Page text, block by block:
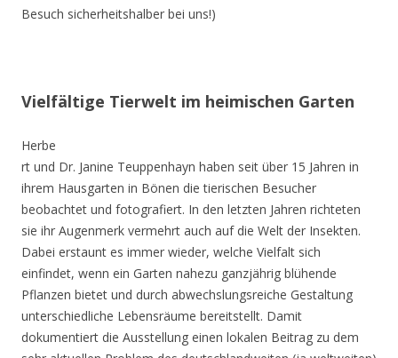
Besuch sicherheitshalber bei uns!)
Vielfältige Tierwelt im heimischen Garten
Herbe
rt und Dr. Janine Teuppenhayn haben seit über 15 Jahren in
ihrem Hausgarten in Bönen die tierischen Besucher
beobachtet und fotografiert. In den letzten Jahren richteten
sie ihr Augenmerk vermehrt auch auf die Welt der Insekten.
Dabei erstaunt es immer wieder, welche Vielfalt sich
einfindet, wenn ein Garten nahezu ganzjährig blühende
Pflanzen bietet und durch abwechslungsreiche Gestaltung
unterschiedliche Lebensräume bereitstellt. Damit
dokumentiert die Ausstellung einen lokalen Beitrag zu dem